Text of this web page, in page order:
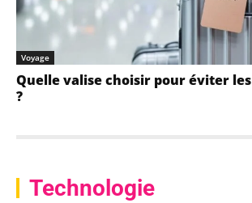
Voyage
Quelle valise choisir pour éviter
?
Technologie